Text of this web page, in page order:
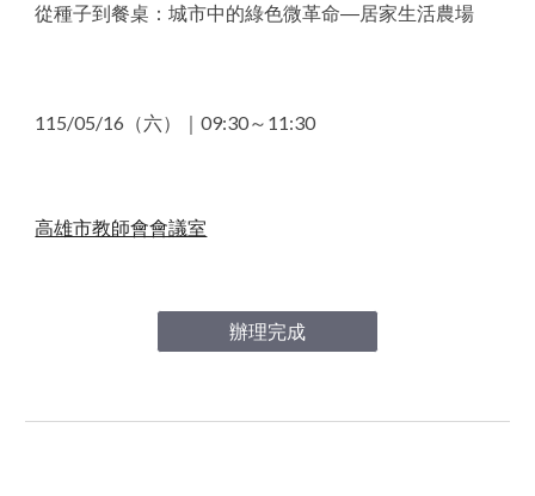
從種子到餐桌：城市中的綠色微革命—居家生活農場
115/05/16 （六）｜09:30～11:30
高雄市教師會會議室
辦理完成